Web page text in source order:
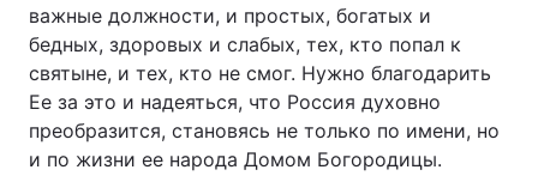
важные должности, и простых, богатых и
бедных, здоровых и слабых, тех, кто попал к
святыне, и тех, кто не смог. Нужно благодарить
Ее за это и надеяться, что Россия духовно
преобразится, становясь не только по имени, но
и по жизни ее народа Домом Богородицы.